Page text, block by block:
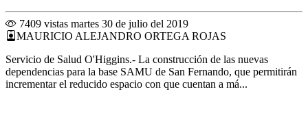
7409 vistas martes 30 de julio del 2019
MAURICIO ALEJANDRO ORTEGA ROJAS
Servicio de Salud O'Higgins.- La construcción de las nuevas
dependencias para la base SAMU de San Fernando, que permitirán
incrementar el reducido espacio con que cuentan a má...